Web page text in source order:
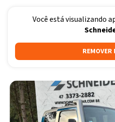
Você está visualizando
REMOVER